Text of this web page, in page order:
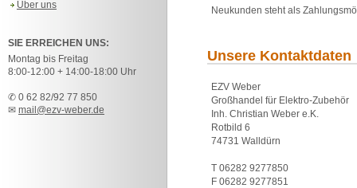
Über uns
SIE ERREICHEN UNS:
Montag bis Freitag
8:00-12:00 + 14:00-18:00 Uhr
✆ 0 62 82/92 77 850
✉ mail@ezv-weber.de
Neukunden steht als
Unsere Kontaktdaten
EZV Weber
Großhandel für Elektro-Zubehör
Inh. Christian Weber e.K.
Rotbild 6
74731 Walldürn
T 06282 9277850
F 06282 9277851